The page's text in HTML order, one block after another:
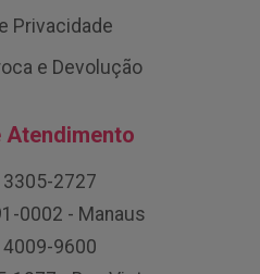
Privacidade
e Devolução
Atendimento
3305-2727
0002 - Manaus
4009-9600